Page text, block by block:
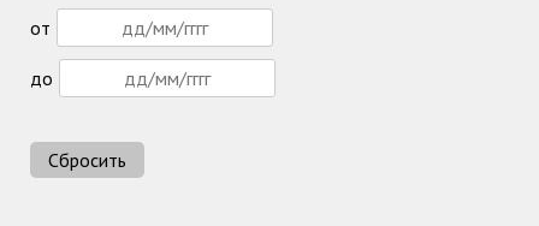
от
до
Сбросить